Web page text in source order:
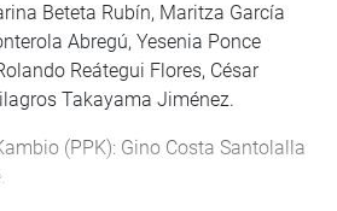
Beteta Rubín, Maritza García
Abregú, Yesenia Ponce
Reátegui Flores, César
Takayama Jiménez.
(PPK): Gino Costa Santolalla